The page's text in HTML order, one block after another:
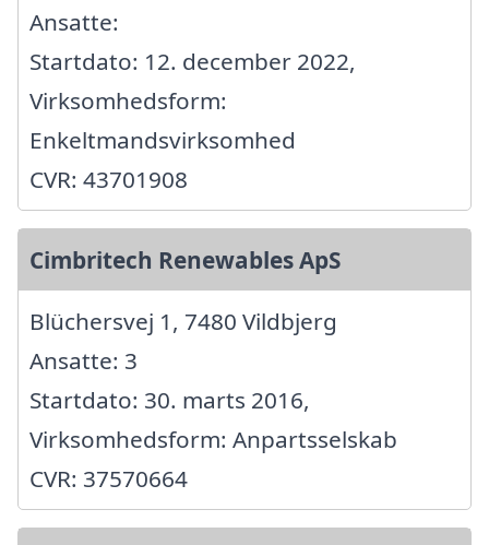
Ansatte:
Startdato: 12. december 2022,
Virksomhedsform:
Enkeltmandsvirksomhed
CVR: 43701908
Cimbritech Renewables ApS
Blüchersvej 1, 7480 Vildbjerg
Ansatte: 3
Startdato: 30. marts 2016,
Virksomhedsform: Anpartsselskab
CVR: 37570664